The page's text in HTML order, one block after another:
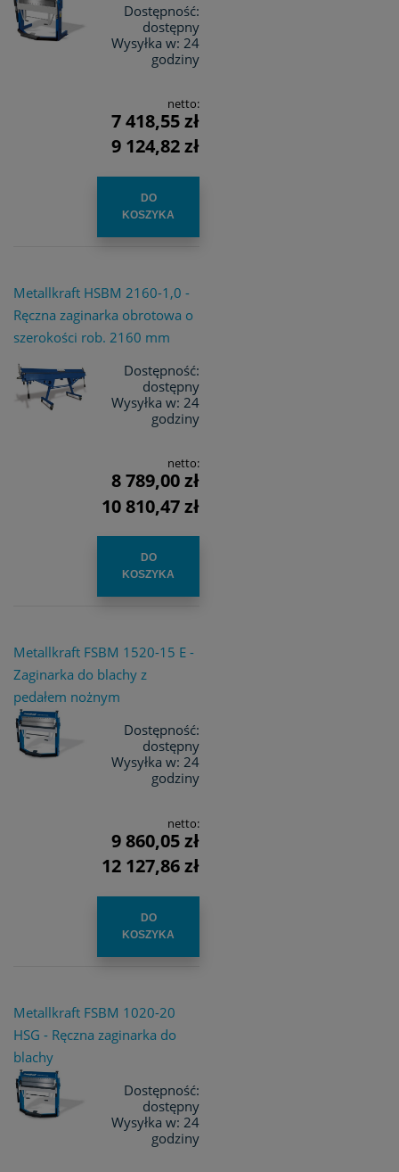
Dostępność:
dostępny
Wysyłka w: 24
godziny
netto:
7 418,55 zł
9 124,82 zł
DO
KOSZYKA
Metallkraft HSBM 2160-1,0 -
Ręczna zaginarka obrotowa o
szerokości rob. 2160 mm
Dostępność:
dostępny
Wysyłka w: 24
godziny
netto:
8 789,00 zł
10 810,47 zł
DO
KOSZYKA
Metallkraft FSBM 1520-15 E -
Zaginarka do blachy z
pedałem nożnym
Dostępność:
dostępny
Wysyłka w: 24
godziny
netto:
9 860,05 zł
12 127,86 zł
DO
KOSZYKA
Metallkraft FSBM 1020-20
HSG - Ręczna zaginarka do
blachy
Dostępność:
dostępny
Wysyłka w: 24
godziny